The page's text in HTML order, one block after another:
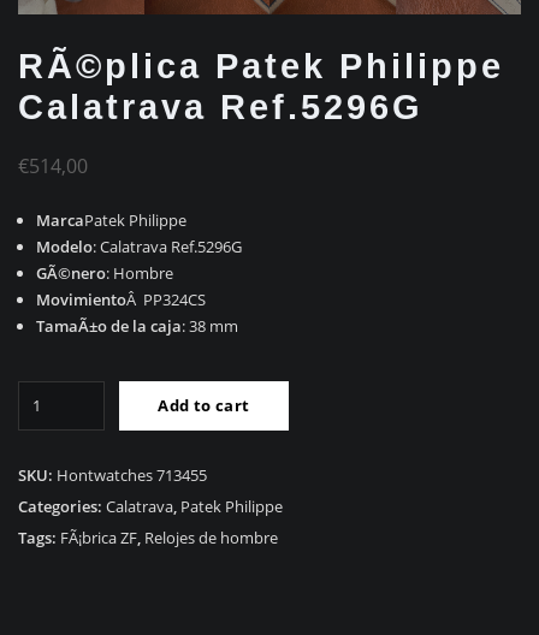
RÃ©plica Patek Philippe
Calatrava Ref.5296G
€514,00
MarcaPatek Philippe
Modelo: Calatrava Ref.5296G
GÃ©nero: Hombre
MovimientoÂ PP324CS
TamaÃ±o de la caja: 38 mm
Calatrava
Ref.5296G
quantity
Add to cart
SKU: Hontwatches 713455
Categories: Calatrava, Patek Philippe
Tags: FÃ¡brica ZF, Relojes de hombre